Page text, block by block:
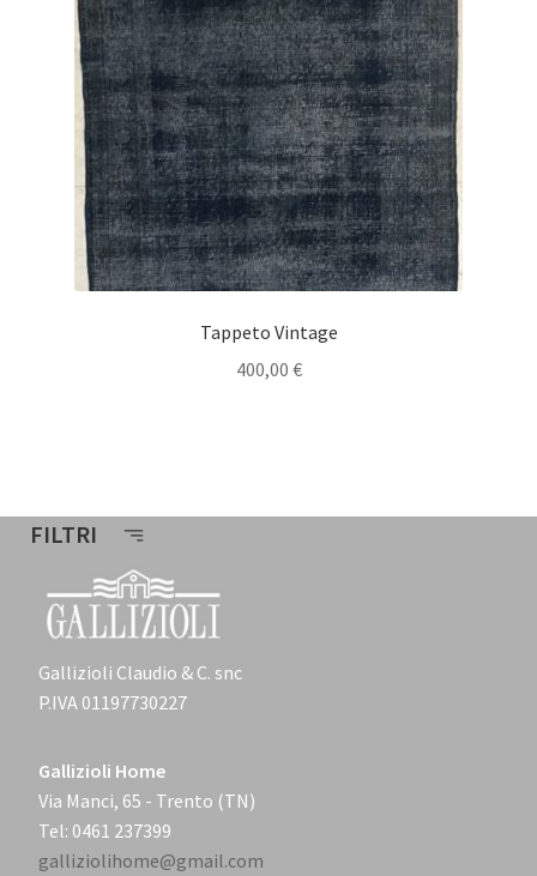
Tappeto Vintage
400,00 €
FILTRI
Gallizioli Claudio & C. snc
P.IVA 01197730227
Gallizioli Home
Via Manci, 65 - Trento (TN)
Tel: 0461 237399
galliziolihome@gmail.com